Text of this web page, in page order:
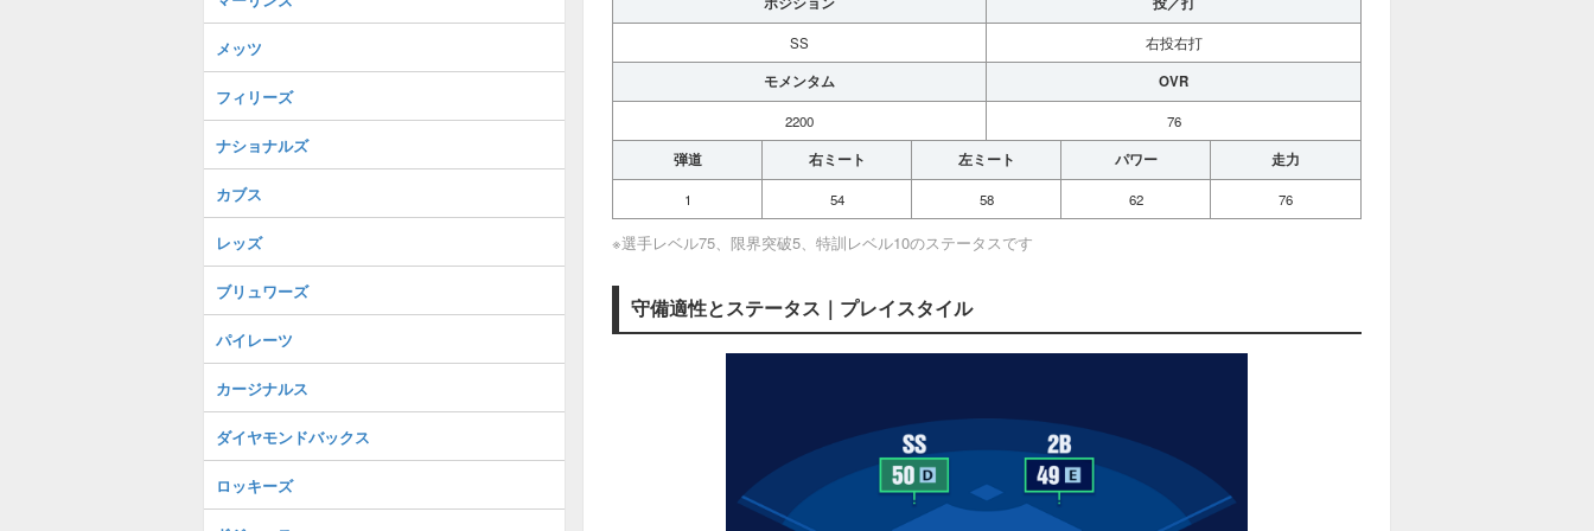
SS 右投右打
モメンタム OVR
2200 76
弾道 右ミート 左ミート パワー 走力
1 54 58 62 76
※選手レベル75、限界突破5、特訓レベル10のステータスです
守備適性とステータス｜プレイスタイル
メッツ
フィリーズ
ナショナルズ
カブス
レッズ
ブリュワーズ
パイレーツ
カージナルス
ダイヤモンドバックス
ロッキーズ